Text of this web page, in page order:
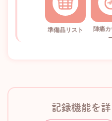
準備品リスト
陣痛
記録機能を